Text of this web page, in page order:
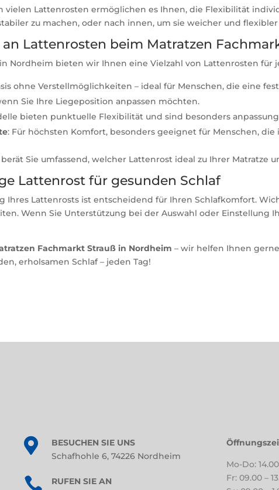
vielen Lattenrosten ermöglichen es Ihnen, die Flexibilität
zu machen, oder nach innen, um sie weicher und
an Lattenrosten beim Matratzen
Nordheim bieten wir Ihnen eine Vielzahl von Lattenrosten für
ohne Verstellmöglichkeiten – ideal für Menschen, die eine
Sie Ihre Liegeposition anpassen möchten.
bieten punktuelle Flexibilität und sind besonders
: Für höchsten Komfort, besonders geeignet für Menschen,
berät Sie umfassend, welcher Lattenrost ideal zu Ihrer
Lattenrost für gesunden Schlaf
Ihres Lattenrosts ist entscheidend für Ihren Schlafkomfort.
Wenn Sie Unterstützung bei der Auswahl oder Einstellung
Fachmarkt Strauß in Nordheim – wir helfen Ihnen
erholsamen Schlaf – jeden Tag!

BESUCHEN SIE UNS
Schafhohle 6, 74226 Nordheim

RUFEN SIE AN
Mo-Do: 14.00
Fr: 09.00 –